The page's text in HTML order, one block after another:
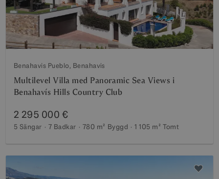
Benahavis Pueblo, Benahavis
Multilevel Villa med Panoramic Sea Views i
Benahavís Hills Country Club
2 295 000 €
5 Sängar 7 Badkar 780 m² Byggd 1 105 m² Tomt